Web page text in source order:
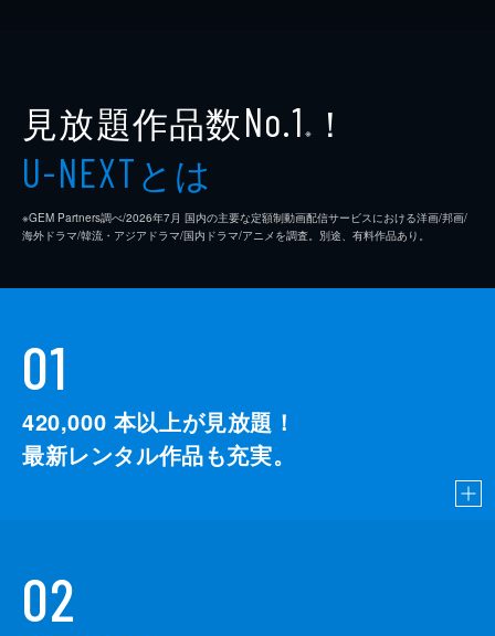
見放題作品数No.1 ※ ！
U-NEXTとは
※GEM Partners調べ/2026年7⽉ 国内の主要な定額制動画配信サービスにおける洋画/邦画/
海外ドラマ/韓流・アジアドラマ/国内ドラマ/アニメを調査。別途、有料作品あり。
01
420,000 本以上が見放題！
最新レンタル作品も充実。
02